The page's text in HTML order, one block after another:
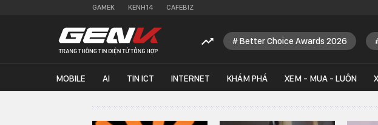
GAMEK KENH14 CAFEBIZ
Better Choice Awards 2026
MOBILE AI TIN ICT INTERNET KHÁM PHÁ XEM - MUA - LUÔN